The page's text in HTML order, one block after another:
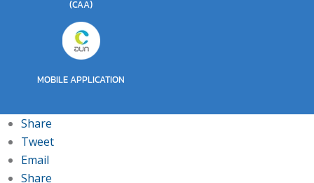
(CAA)
MOBILE APPLICATION
Share
Tweet
Email
Share